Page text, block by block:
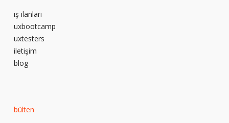
iş ilanları
uxbootcamp
uxtesters
iletişim
blog
bülten